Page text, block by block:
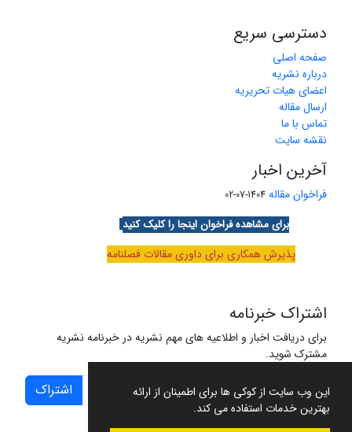
این وب سایت از کوکی ها برای اطمینان از ارائه
بهترین خدمات استفاده می کند.
دسترسی سریع
صفحه اصلی
درباره نشریه
اعضای هیات تحریریه
ارسال مقاله
تماس با ما
نقشه سایت
آخرین اخبار
فراخوان مقاله 1404-07-02
برای مشاهده فراخوان اینجا را کلیک کنید
پذیرش همکاری برای داوری مقالات فصلنامه
اشتراک خبرنامه
برای دریافت اخبار و اطلاعیه های مهم نشریه در خبرنامه نشریه
مشترک شوید.
اشتراک